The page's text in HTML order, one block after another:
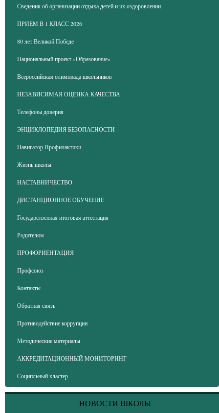
Сведения об организации отдыха детей и их оздоровлении
ПРИЕМ В 1 КЛАСС 2026
80 лет Великой Победе
Национальный проект «Образование»
Всероссийская олимпиада школьников
НЕЗАВИСИМАЯ ОЦЕНКА КАЧЕСТВА
Телефоны доверия
ЭНЦИКЛОПЕДИЯ БЕЗОПАСНОСТИ
Навигатор Профилактики
Жизнь школы
НАСТАВНИЧЕСТВО
ДИСТАНЦИОННОЕ ОБУЧЕНИЕ
Государственная итоговая аттестация
Родителям
ПРОФОРИЕНТАЦИЯ
Профсоюз
Контакты
Обратная связь
Противодействие коррупции
Методические материалы
АККРЕДИТАЦИОННЫЙ МОНИТОРИНГ
Соципльный кластер
НОВОСТИ ШКОЛЫ